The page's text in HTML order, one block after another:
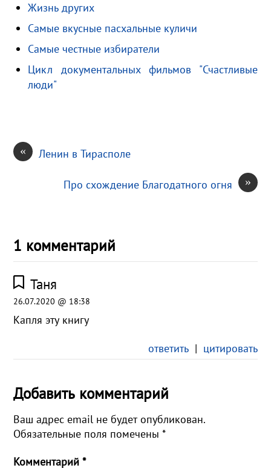
s
s
n
R
u
р
а
в
Жизнь других
Самые вкусные пасхальные куличи
Самые честные избиратели
Цикл документальных фильмов "Счастливые
люди"
« Ленин в Тирасполе
»
Про схождение Благодатного огня
1 комментарий
Таня
26.07.2020 @ 18:38
Капля эту книгу
ответить| цитировать
Добавить комментарий
Ваш адрес email не будет опубликован.
Обязательные поля помечены*
Комментарий*